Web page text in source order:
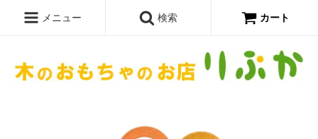
メニュー 検索 カート